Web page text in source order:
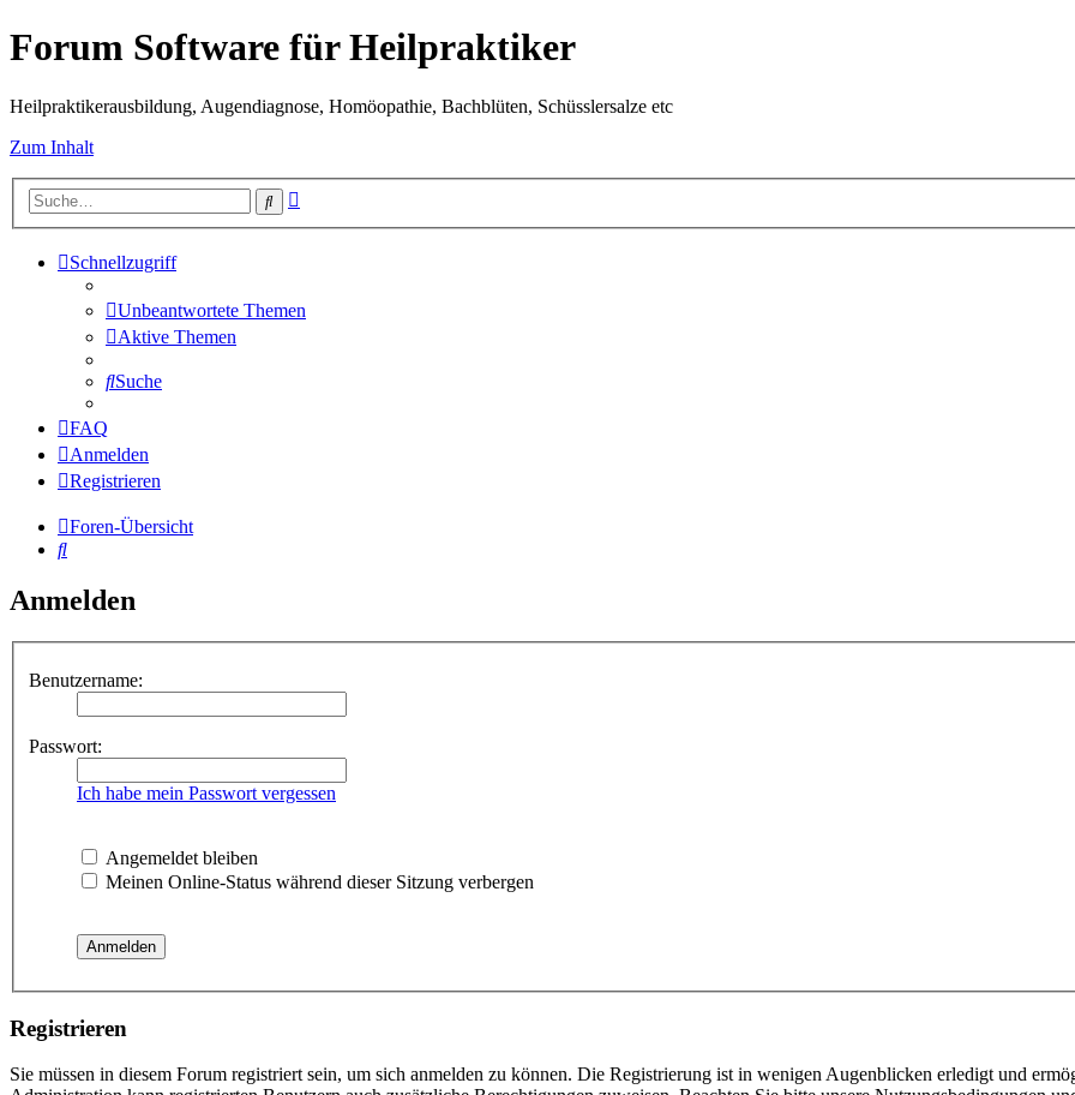
Forum Software für Heilpraktiker
Heilpraktikerausbildung, Augendiagnose, Homöopathie, Bachblüten, Schüsslersalze etc
Zum Inhalt
Suche
Schnellzugriff
Unbeantwortete Themen
Aktive Themen
Suche
FAQ
Anmelden
Registrieren
Foren-Übersicht
Suche
Anmelden
Benutzername:
Passwort:
Ich habe mein Passwort vergessen
Angemeldet bleiben
Meinen Online-Status während dieser Sitzung verbergen
Registrieren
Sie müssen in diesem Forum registriert sein, um sich anmelden zu können. Die Registrierung ist in wenigen Augenblicken erledigt und